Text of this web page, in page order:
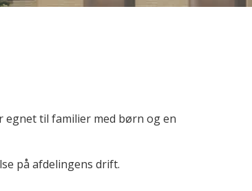
egnet til familier med børn og en
på afdelingens drift.